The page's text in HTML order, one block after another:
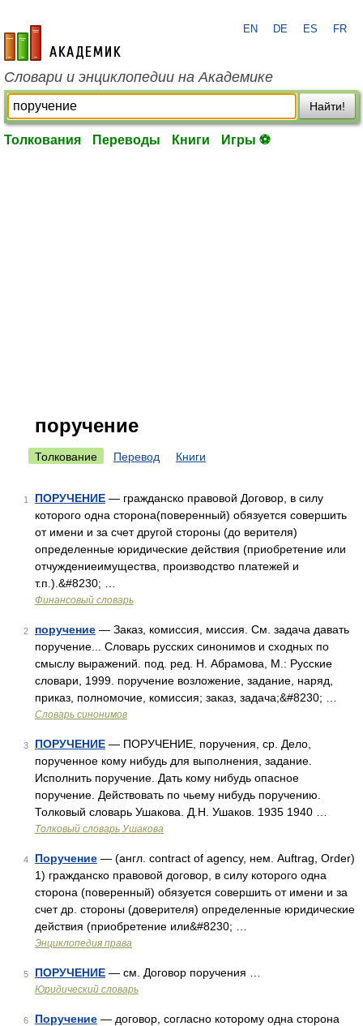
academic.ru
EN DE ES FR
Словари и энциклопедии на Академике
Найти!
Толкования Переводы Книги Игры ⚽
поручение
Толкование Перевод Книги
1 ПОРУЧЕНИЕ — гражданско правовой Договор, в силу
которого одна сторона(поверенный) обязуется совершить
от имени и за счет другой стороны (до верителя)
определенные юридические действия (приобретение или
отчуждениеимущества, производство платежей и
т.п.).&#8230; …
Финансовый словарь
2 поручение — Заказ, комиссия, миссия. См. задача давать
поручение... Словарь русских синонимов и сходных по
смыслу выражений. под. ред. Н. Абрамова, М.: Русские
словари, 1999. поручение возложение, задание, наряд,
приказ, полномочие, комиссия; заказ, задача;&#8230; …
Словарь синонимов
3 ПОРУЧЕНИЕ — ПОРУЧЕНИЕ, поручения, ср. Дело,
порученное кому нибудь для выполнения, задание.
Исполнить поручение. Дать кому нибудь опасное
поручение. Действовать по чьему нибудь поручению.
Толковый словарь Ушакова. Д.Н. Ушаков. 1935 1940 …
Толковый словарь Ушакова
4 Поручение — (англ. contract of agency, нем. Auftrag, Order)
1) гражданско правовой договор, в силу которого одна
сторона (поверенный) обязуется совершить от имени и за
счет др. стороны (доверителя) определенные юридические
действия (приобретение или&#8230; …
Энциклопедия права
5 ПОРУЧЕНИЕ — см. Договор поручения …
Юридический словарь
6 Поручение — договор, согласно которому одна сторона